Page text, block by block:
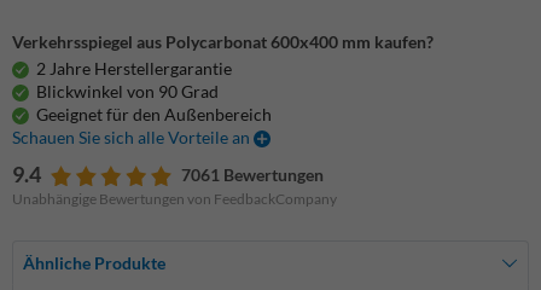
Verkehrsspiegel aus Polycarbonat 600x400 mm kaufen?
2 Jahre Herstellergarantie
Blickwinkel von 90 Grad
Geeignet für den Außenbereich
Schauen Sie sich alle Vorteile an
9.4 7061 Bewertungen
Unabhängige Bewertungen von FeedbackCompany
Ähnliche Produkte